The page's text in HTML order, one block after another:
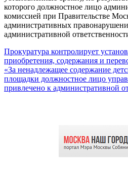
которого должностное лицо
комиссией при Правительстве
административных
административной
Прокуратура контролирует
приобретения, содержания и
«За ненадлежащее содержание
площадки должностное лицо
привлечено к административной